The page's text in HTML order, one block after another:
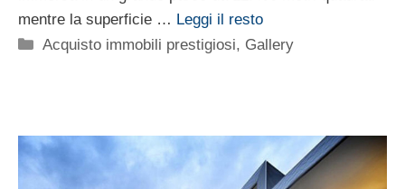
mentre la superficie … Leggi il resto
Categorie
Acquisto immobili prestigiosi, Gallery